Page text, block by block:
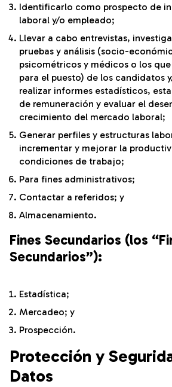
Identificarlo como prospecto de
laboral y/o empleado;
Llevar a cabo entrevistas,
pruebas y análisis (socio-
psicométricos y médicos o los
para el puesto) de los candidatos
realizar informes estadísticos,
de remuneración y evaluar el
crecimiento del mercado laboral;
Generar perfiles y estructuras
incrementar y mejorar la
condiciones de trabajo;
Para fines administrativos;
Contactar a referidos; y
Almacenamiento.
Fines Secundarios (los
Secundarios”):
Estadística;
Mercadeo; y
Prospección.
Protección y
Datos